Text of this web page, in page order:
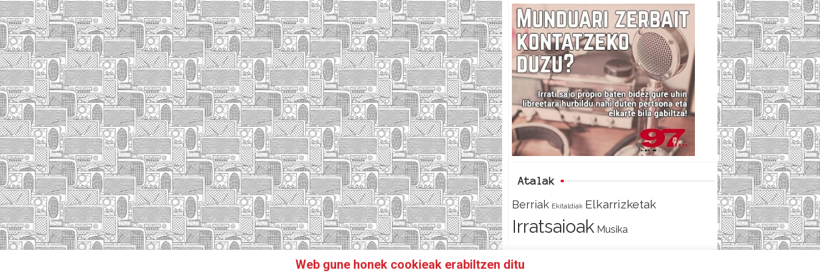
c
e
b
o
o
i
t
t
e
r
e
d
Atalak
Berriak Ekitaldiak Elkarrizketak
Irratsaioak Musika
IZAN IRRATIKIDE! FACEBOOK TWITTER HARREMANETARAKO
Web gune honek cookieak erabiltzen ditu